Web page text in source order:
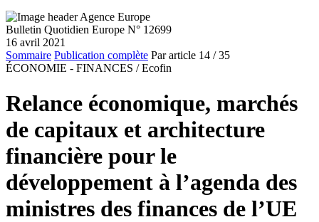
Bulletin Quotidien Europe N° 12699
16 avril 2021
Sommaire Publication complète Par article 14 / 35
ÉCONOMIE - FINANCES / Ecofin
Relance économique, marchés
de capitaux et architecture
financière pour le
développement à l’agenda des
ministres des finances de l’UE